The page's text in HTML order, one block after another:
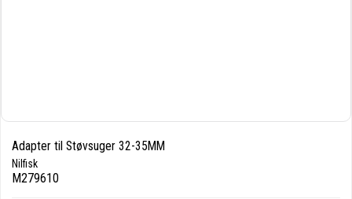
Adapter til Støvsuger 32-35MM
Nilfisk
M279610